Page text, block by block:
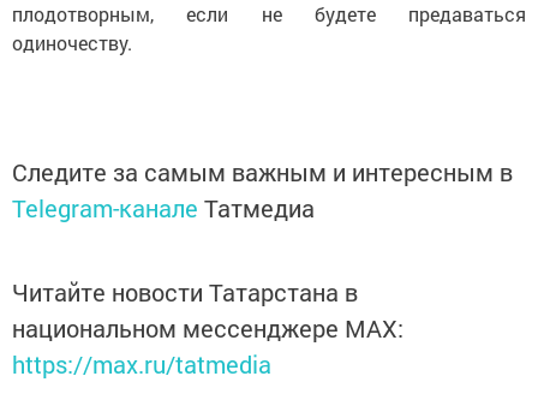
плодотворным, если не будете предаваться
одиночеству.
Следите за самым важным и интересным в
Telegram-канале Татмедиа
Читайте новости Татарстана в
национальном мессенджере MАХ:
https://max.ru/tatmedia